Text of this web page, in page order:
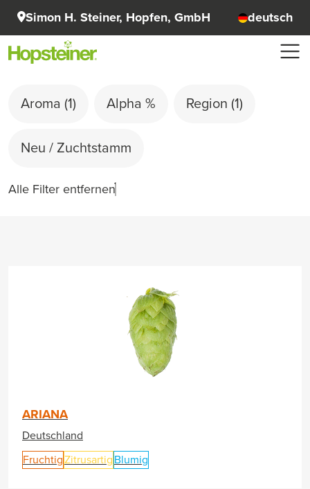
Simon H. Steiner, Hopfen, GmbH deutsch
Aroma (1) Alpha % Region (1)
Neu / Zuchtstamm
Alle Filter entfernen
ARIANA
Deutschland
FruchtigZitrusartig Blumig